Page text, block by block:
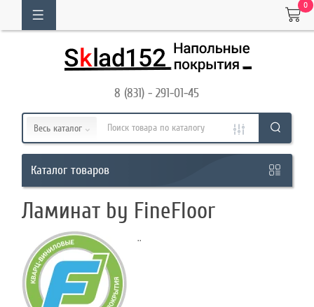
Обратный
звонок
291-
0
8 (831) - 291-01-45
Весь каталог
Каталог товаров
Ламинат by FineFloor
..